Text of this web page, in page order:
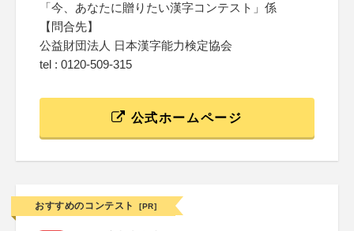
「今、あなたに贈りたい漢字コンテスト」係
【問合先】
公益財団法人 日本漢字能力検定協会
tel : 0120-509-315
公式ホームページ
おすすめのコンテスト [PR]